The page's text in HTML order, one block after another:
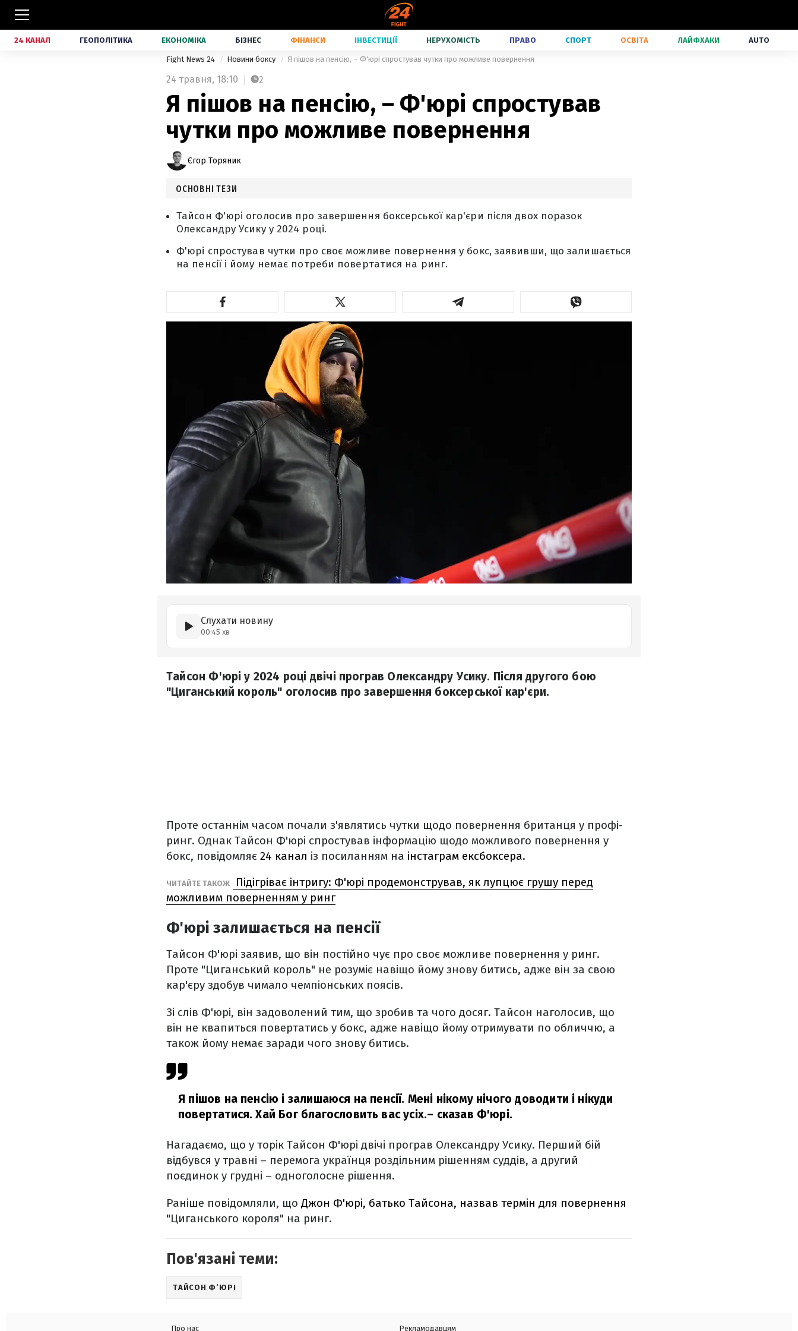
24 КАНАЛ ГЕОПОЛІТИКА ЕКОНОМІКА БІЗНЕС ФІНАНСИ ІНВЕСТИЦІЇ НЕРУХОМІСТЬ ПРАВО СПОРТ ОСВІТА ЛАЙФХАКИ AUTO
Fight News 24 Новини боксу Я пішов на пенсію, – Ф'юрі спростував чутки про можливе повернення
24 травня, 18:10 2
Я пішов на пенсію, – Ф'юрі спростував
чутки про можливе повернення
Єгор Торяник
ОСНОВНІ ТЕЗИ
Тайсон Ф'юрі оголосив про завершення боксерської кар'єри після двох поразок
Олександру Усику у 2024 році.
Ф'юрі спростував чутки про своє можливе повернення у бокс, заявивши, що залишається
на пенсії і йому немає потреби повертатися на ринг.
Слухати новину
00:45 хв
Тайсон Ф'юрі у 2024 році двічі програв Олександру Усику. Після другого бою
"Циганський король" оголосив про завершення боксерської кар'єри.
Проте останнім часом почали з'являтись чутки щодо повернення британця у профі-
ринг. Однак Тайсон Ф'юрі спростував інформацію щодо можливого повернення у
бокс, повідомляє 24 канал із посиланням на інстаграм ексбоксера.
ЧИТАЙТЕ ТАКОЖ
Підігріває інтригу: Ф'юрі продемонстрував, як лупцює грушу перед
можливим поверненням у ринг
Ф'юрі залишається на пенсії
Тайсон Ф'юрі заявив, що він постійно чує про своє можливе повернення у ринг.
Проте "Циганський король" не розуміє навіщо йому знову битись, адже він за свою
кар'єру здобув чимало чемпіонських поясів.
Зі слів Ф'юрі, він задоволений тим, що зробив та чого досяг. Тайсон наголосив, що
він не квапиться повертатись у бокс, адже навіщо йому отримувати по обличчю, а
також йому немає заради чого знову битись.
Я пішов на пенсію і залишаюся на пенсії. Мені нікому нічого доводити і нікуди
повертатися. Хай Бог благословить вас усіх.– сказав Ф'юрі.
Нагадаємо, що у торік Тайсон Ф'юрі двічі програв Олександру Усику. Перший бій
відбувся у травні – перемога українця роздільним рішенням суддів, а другий
поєдинок у грудні – одноголосне рішення.
Раніше повідомляли, що Джон Ф'юрі, батько Тайсона, назвав термін для повернення
"Циганського короля" на ринг.
Пов'язані теми:
ТАЙСОН Ф’ЮРІ
Про нас Рекламодавцям